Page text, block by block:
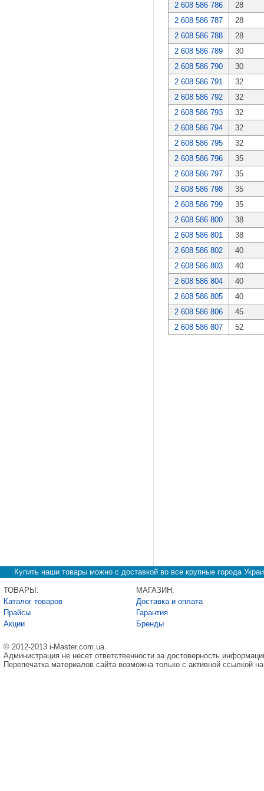
2 608 586 786
28
2 608 586 787
28
2 608 586 788
28
2 608 586 789
30
2 608 586 790
30
2 608 586 791
32
2 608 586 792
32
2 608 586 793
32
2 608 586 794
32
2 608 586 795
32
2 608 586 796
35
2 608 586 797
35
2 608 586 798
35
2 608 586 799
35
2 608 586 800
38
2 608 586 801
38
2 608 586 802
40
2 608 586 803
40
2 608 586 804
40
2 608 586 805
40
2 608 586 806
45
2 608 586 807
52
Купить наши товары можно с доставкой во все крупные города
ТОВАРЫ:
Каталог товаров
Прайсы
Акции
МАГАЗИН:
Доставка и оплата
Гарантия
Бренды
© 2012-2013 i-Master.com.ua
Администрация не несет ответственности за достоверность
Перепечатка материалов сайта возможна только с активной ссылкой